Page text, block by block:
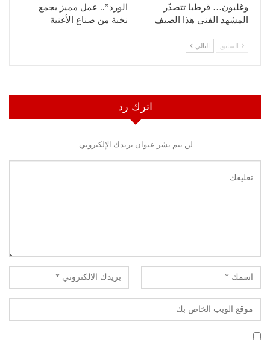
وغلبون… قرطبا تتصدّر
المشهد الفني هذا الصيف
الورد”.. عمل مميز يجمع
نخبة من صناع الأغنية
السابق التالي
اترك رد
لن يتم نشر عنوان بريدك الإلكتروني.